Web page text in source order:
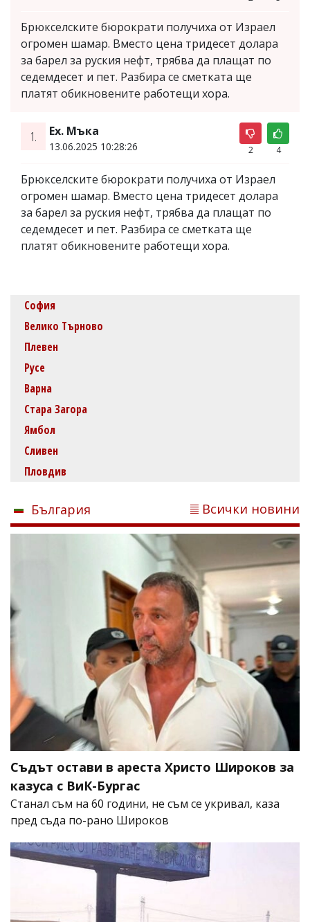
Брюкселските бюрократи получиха от Израел
огромен шамар. Вместо цена тридесет долара
за барел за руския нефт, трябва да плащат по
седемдесет и пет. Разбира се сметката ще
платят обикновените работещи хора.
1. Ех. Мъка
13.06.2025 10:28:26 2 4
Брюкселските бюрократи получиха от Израел
огромен шамар. Вместо цена тридесет долара
за барел за руския нефт, трябва да плащат по
седемдесет и пет. Разбира се сметката ще
платят обикновените работещи хора.
София
Велико Търново
Плевен
Русе
Варна
Стара Загора
Ямбол
Сливен
Пловдив
България Всички новини
Съдът остави в ареста Христо Широков за
казуса с ВиК-Бургас
Станал съм на 60 години, не съм се укривал, каза
пред съда по-рано Широков